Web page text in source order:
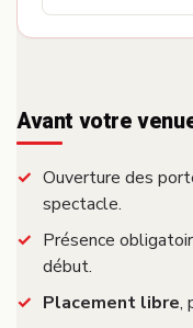
Avant votre
Ouverture des
spectacle.
Présence
début.
Placement libre,